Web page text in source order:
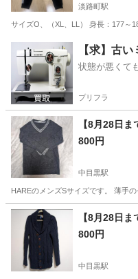
淡路町駅
サイズO、（XL、LL） 身長：177～
東京 千代田区 淡路町駅
【求】古
状態が悪くて
プリフラ
【8月28日
800円
中目黒駅
HAREのメンズSサイズです。 薄手
東京 目黒区 中目黒駅
【8月28日
800円
中目黒駅